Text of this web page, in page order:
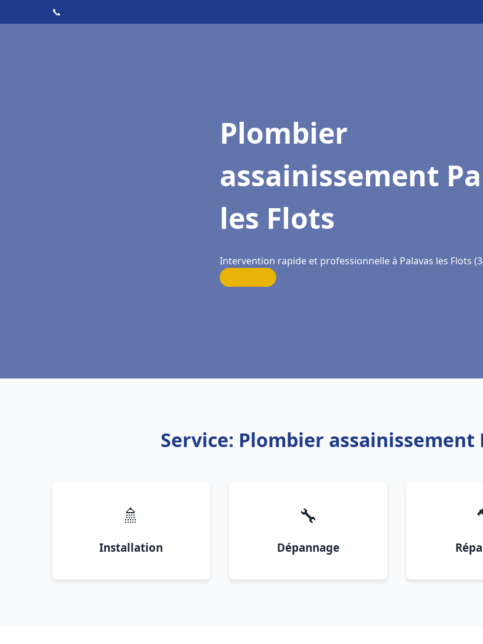
📞
Plombier
assainissement
les Flots
Intervention rapide et professionnelle à Palavas les Flots
Service: Plombier assainissement
🚿
Installation
🔧
Dépannage